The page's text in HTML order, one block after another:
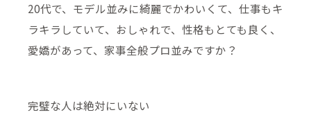
20代で、モデル並みに綺麗でかわいくて、仕事もキ
ラキラしていて、おしゃれで、性格もとても良く、
愛嬌があって、家事全般プロ並みですか？
完璧な人は絶対にいない